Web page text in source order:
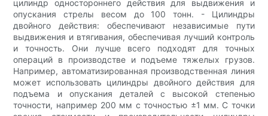
цилиндр одностороннего действия для выдвижения и
опускания стрелы весом до 100 тонн. - Цилиндры
двойного действия: обеспечивают независимые пути
выдвижения и втягивания, обеспечивая лучший контроль
и точность. Они лучше всего подходят для точных
операций в производстве и подъеме тяжелых грузов.
Например, автоматизированная производственная линия
может использовать цилиндры двойного действия для
подъема и опускания деталей с высокой степенью
точности, например 200 мм с точностью ±1 мм. С точки